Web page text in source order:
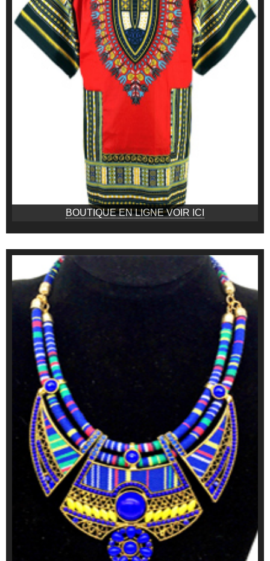
BOUTIQUE EN LIGNE VOIR ICI